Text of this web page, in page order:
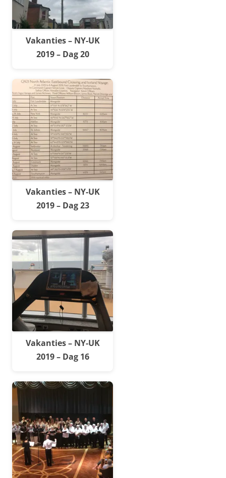
Vakanties – NY-UK
2019 – Dag 20
Vakanties – NY-UK
2019 – Dag 23
Vakanties – NY-UK
2019 – Dag 16